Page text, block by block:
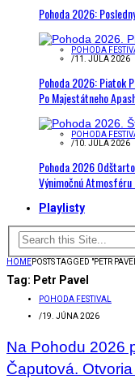
Pohoda 2026:
POHODA
/11. JÚLA 2026
Pohoda 2026: Piatok
Po Majestátneho
POHODA
/10. JÚLA 2026
Pohoda 2026
Výnimočnú Atmosféru
Playlisty
HOMEPOSTS TAGGED "PETR
Tag: Petr Pavel
POHODA FESTIVAL
/19. JÚNA 2026
Na Pohodu 2026
Čaputová.